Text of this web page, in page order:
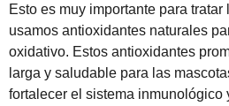
Esto es muy importante para tratar
usamos antioxidantes naturales
oxidativo. Estos antioxidantes
larga y saludable para las
fortalecer el sistema inmunológico